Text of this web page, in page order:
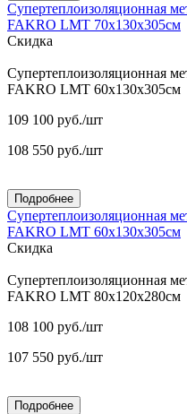
Супертеплоизоляционная
FAKRO LMT 70х130х305см
Скидка
Супертеплоизоляционная
FAKRO LMT 60х130х305см
109 100 руб./шт
108 550 руб./шт
Подробнее
Супертеплоизоляционная
FAKRO LMT 60х130х305см
Скидка
Супертеплоизоляционная
FAKRO LMT 80х120х280см
108 100 руб./шт
107 550 руб./шт
Подробнее